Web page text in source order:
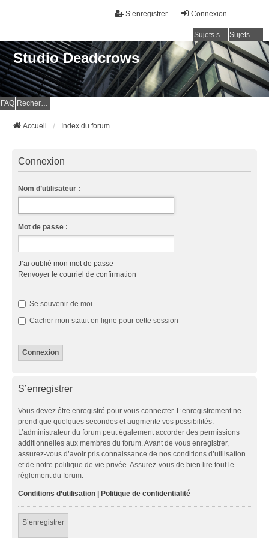
Connexion
S’enregistrer
Sujets sans réponse Sujets actifs
Studio Deadcrows
FAQ Rechercher
Accueil Index du forum
Connexion
Nom d’utilisateur :
Mot de passe :
J’ai oublié mon mot de passe
Renvoyer le courriel de confirmation
Se souvenir de moi
Cacher mon statut en ligne pour cette session
S’enregistrer
Vous devez être enregistré pour vous connecter. L’enregistrement ne
prend que quelques secondes et augmente vos possibilités.
L’administrateur du forum peut également accorder des permissions
additionnelles aux membres du forum. Avant de vous enregistrer,
assurez-vous d’avoir pris connaissance de nos conditions d’utilisation
et de notre politique de vie privée. Assurez-vous de bien lire tout le
règlement du forum.
Conditions d’utilisation | Politique de confidentialité
S’enregistrer